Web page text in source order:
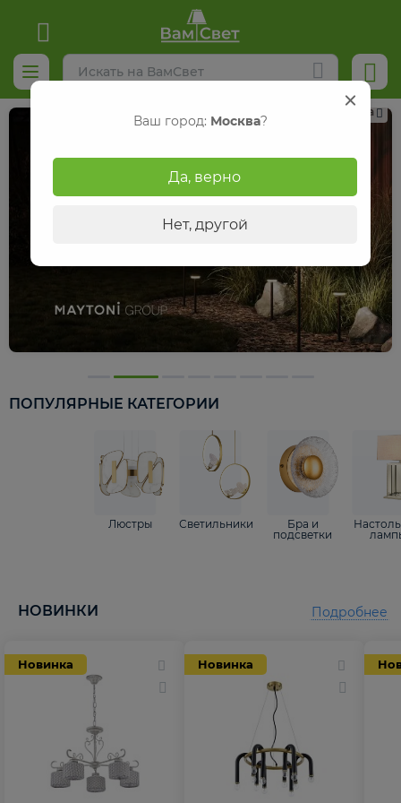
Реклама
ПОПУЛЯРНЫЕ КАТЕГОРИИ
Люстры Светильники
Бра и
подсветки
НОВИНКИ
Новинка Новинка
Подробнее
Ваш город: Москва?
Да, верно
Нет, другой